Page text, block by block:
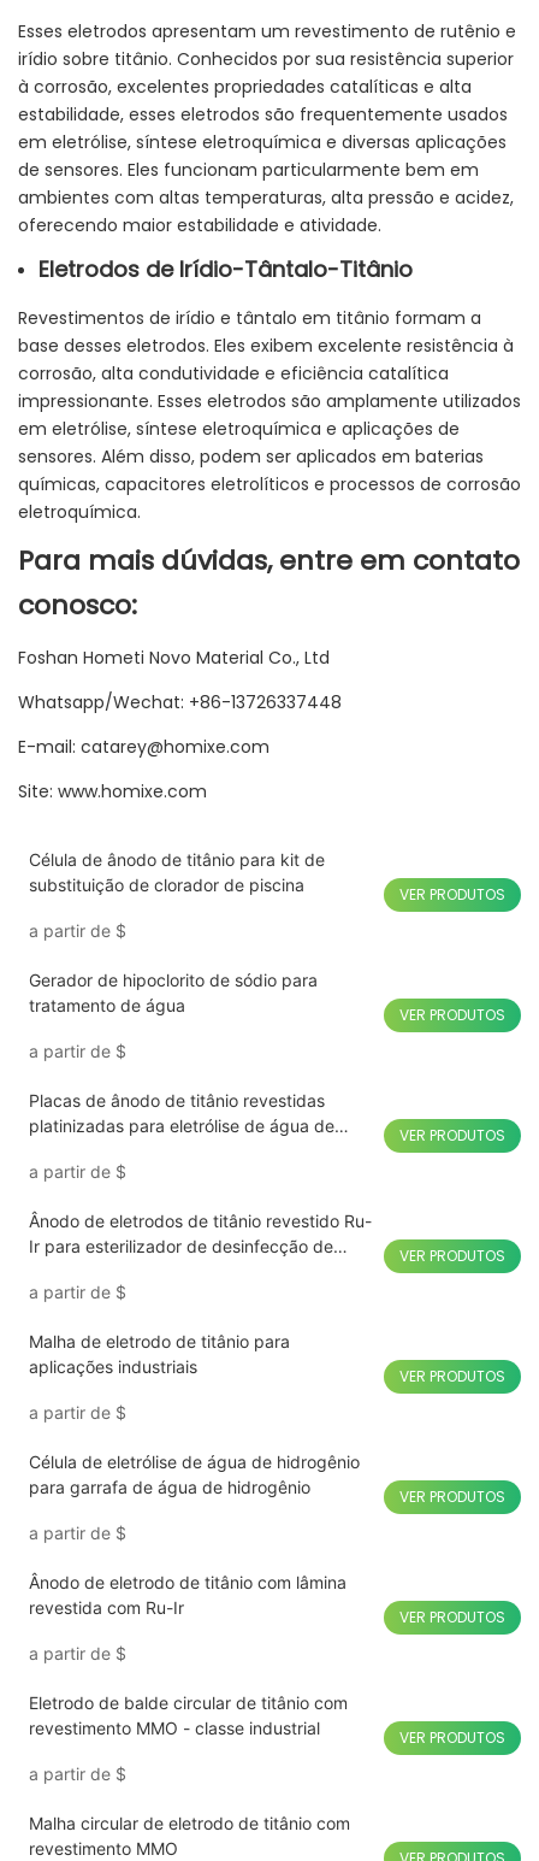
Esses eletrodos apresentam um revestimento de rutênio e
irídio sobre titânio. Conhecidos por sua resistência superior
à corrosão, excelentes propriedades catalíticas e alta
estabilidade, esses eletrodos são frequentemente usados ​​
em eletrólise, síntese eletroquímica e diversas aplicações
de sensores. Eles funcionam particularmente bem em
ambientes com altas temperaturas, alta pressão e acidez,
oferecendo maior estabilidade e atividade.
Eletrodos de Irídio-Tântalo-Titânio
Revestimentos de irídio e tântalo em titânio formam a
base desses eletrodos. Eles exibem excelente resistência à
corrosão, alta condutividade e eficiência catalítica
impressionante. Esses eletrodos são amplamente utilizados
em eletrólise, síntese eletroquímica e aplicações de
sensores. Além disso, podem ser aplicados em baterias
químicas, capacitores eletrolíticos e processos de corrosão
eletroquímica.
Para mais dúvidas, entre em contato
conosco:
Foshan Hometi Novo Material Co., Ltd
Whatsapp/Wechat: +86-13726337448
E-mail: catarey@homixe.com
Site: www.homixe.com
Célula de ânodo de titânio para kit de
substituição de clorador de piscina
a partir de $
VER PRODUTOS
Gerador de hipoclorito de sódio para
tratamento de água
a partir de $
VER PRODUTOS
Placas de ânodo de titânio revestidas
platinizadas para eletrólise de água de
a partir de $
VER PRODUTOS
Ânodo de eletrodos de titânio revestido Ru-
Ir para esterilizador de desinfecção de
a partir de $
VER PRODUTOS
Malha de eletrodo de titânio para
aplicações industriais
a partir de $
VER PRODUTOS
Célula de eletrólise de água de hidrogênio
para garrafa de água de hidrogênio
a partir de $
VER PRODUTOS
Ânodo de eletrodo de titânio com lâmina
revestida com Ru-Ir
a partir de $
VER PRODUTOS
Eletrodo de balde circular de titânio com
revestimento MMO - classe industrial
a partir de $
VER PRODUTOS
Malha circular de eletrodo de titânio com
revestimento MMO